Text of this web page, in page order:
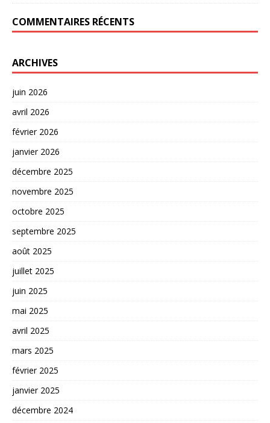
COMMENTAIRES RÉCENTS
ARCHIVES
juin 2026
avril 2026
février 2026
janvier 2026
décembre 2025
novembre 2025
octobre 2025
septembre 2025
août 2025
juillet 2025
juin 2025
mai 2025
avril 2025
mars 2025
février 2025
janvier 2025
décembre 2024